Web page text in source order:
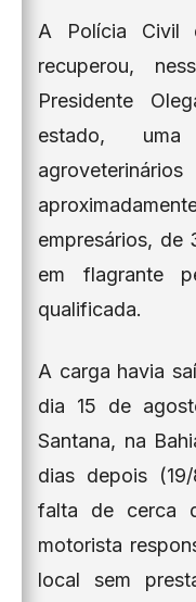
A Polícia Civil
recuperou,
Presidente
estado,
empresários, de
em flagrante
qualificada.
A carga havia
dia 15 de
Santana, na
dias depois
falta de cerca
motorista
local sem